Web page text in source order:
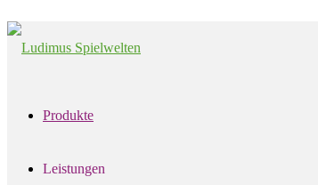
Produkte
Leistungen